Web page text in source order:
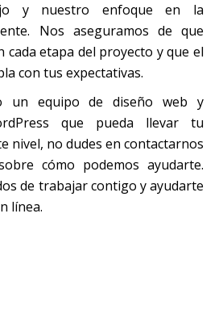
y nuestro enfoque en la
Nos aseguramos de que
cada etapa del proyecto y que el
con tus expectativas.
un equipo de diseño web y
que pueda llevar tu
nivel, no dudes en contactarnos
cómo podemos ayudarte.
de trabajar contigo y ayudarte
línea.